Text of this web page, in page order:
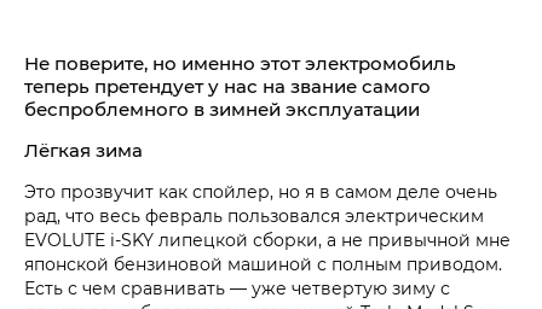
Не поверите, но именно этот электромобиль
теперь претендует у нас на звание самого
беспроблемного в зимней эксплуатации
Лёгкая зима
Это прозвучит как спойлер, но я в самом деле очень
рад, что весь февраль пользовался электрическим
EVOLUTE i‑SKY липецкой сборки, а не привычной мне
японской бензиновой машиной с полным приводом.
Есть с чем сравнивать — уже четвертую зиму с